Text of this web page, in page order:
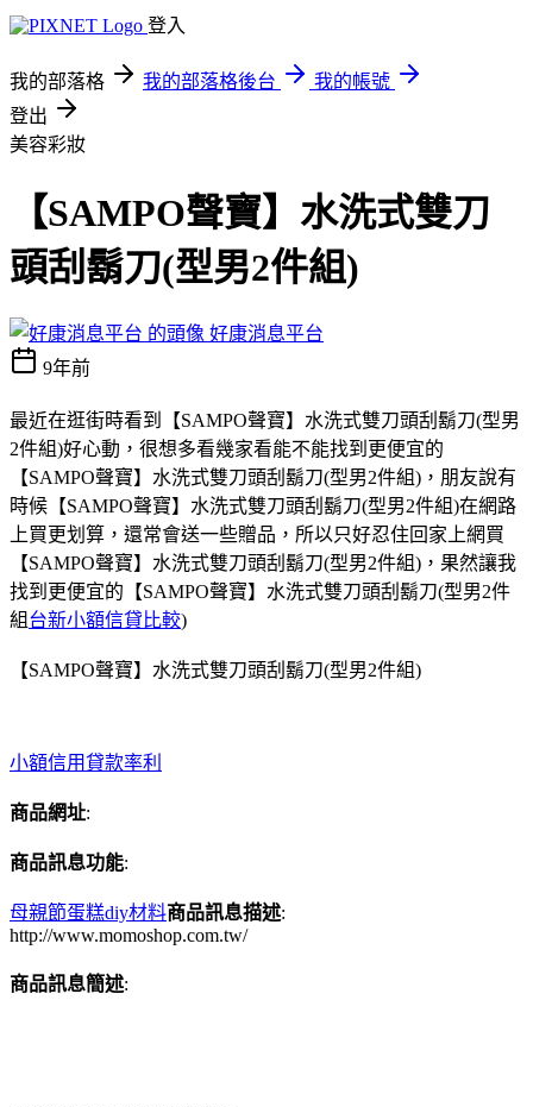
登入
我的部落格 我的部落格後台
我的帳號
登出
美容彩妝
【SAMPO聲寶】水洗式雙刀
頭刮鬍刀(型男2件組)
好康消息平台
9年前
最近在逛街時看到【SAMPO聲寶】水洗式雙刀頭刮鬍刀(型男
2件組)好心動，很想多看幾家看能不能找到更便宜的
【SAMPO聲寶】水洗式雙刀頭刮鬍刀(型男2件組)，朋友說有
時候【SAMPO聲寶】水洗式雙刀頭刮鬍刀(型男2件組)在網路
上買更划算，還常會送一些贈品，所以只好忍住回家上網買
【SAMPO聲寶】水洗式雙刀頭刮鬍刀(型男2件組)，果然讓我
找到更便宜的【SAMPO聲寶】水洗式雙刀頭刮鬍刀(型男2件
組台新小額信貸比較)
【SAMPO聲寶】水洗式雙刀頭刮鬍刀(型男2件組)
小額信用貸款率利
商品網址:
商品訊息功能:
母親節蛋糕diy材料商品訊息描述:
http://www.momoshop.com.tw/
商品訊息簡述: